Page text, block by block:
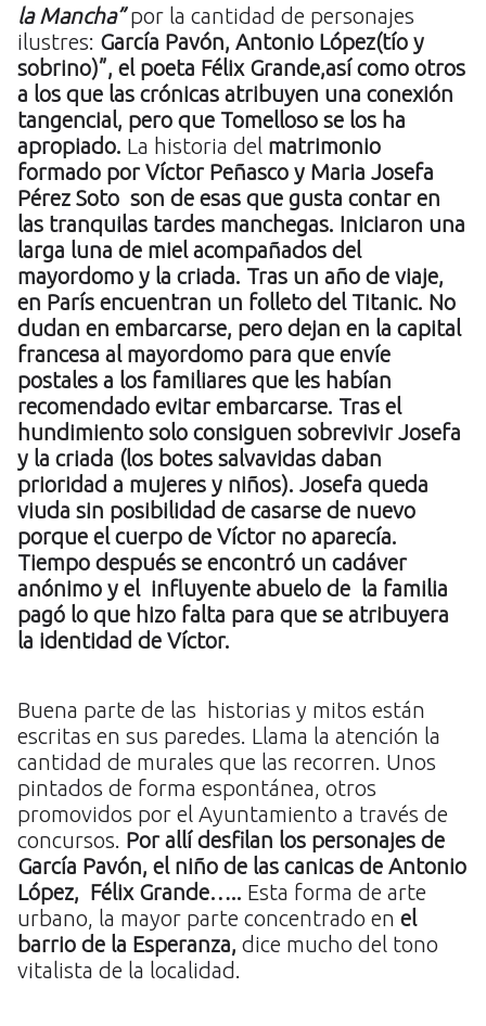
la Mancha” por la cantidad de personajes
ilustres: García Pavón, Antonio López(tío y
sobrino)”, el poeta Félix Grande,así como otros
a los que las crónicas atribuyen una conexión
tangencial, pero que Tomelloso se los ha
apropiado. La historia del matrimonio
formado por Víctor Peñasco y Maria Josefa
Pérez Soto son de esas que gusta contar en
las tranquilas tardes manchegas. Iniciaron una
larga luna de miel acompañados del
mayordomo y la criada. Tras un año de viaje,
en París encuentran un folleto del Titanic. No
dudan en embarcarse, pero dejan en la capital
francesa al mayordomo para que envíe
postales a los familiares que les habían
recomendado evitar embarcarse. Tras el
hundimiento solo consiguen sobrevivir Josefa
y la criada (los botes salvavidas daban
prioridad a mujeres y niños). Josefa queda
viuda sin posibilidad de casarse de nuevo
porque el cuerpo de Víctor no aparecía.
Tiempo después se encontró un cadáver
anónimo y el influyente abuelo de la familia
pagó lo que hizo falta para que se atribuyera
la identidad de Víctor.
Buena parte de las historias y mitos están
escritas en sus paredes. Llama la atención la
cantidad de murales que las recorren. Unos
pintados de forma espontánea, otros
promovidos por el Ayuntamiento a través de
concursos. Por allí desfilan los personajes de
García Pavón, el niño de las canicas de Antonio
López, Félix Grande….. Esta forma de arte
urbano, la mayor parte concentrado en el
barrio de la Esperanza, dice mucho del tono
vitalista de la localidad.